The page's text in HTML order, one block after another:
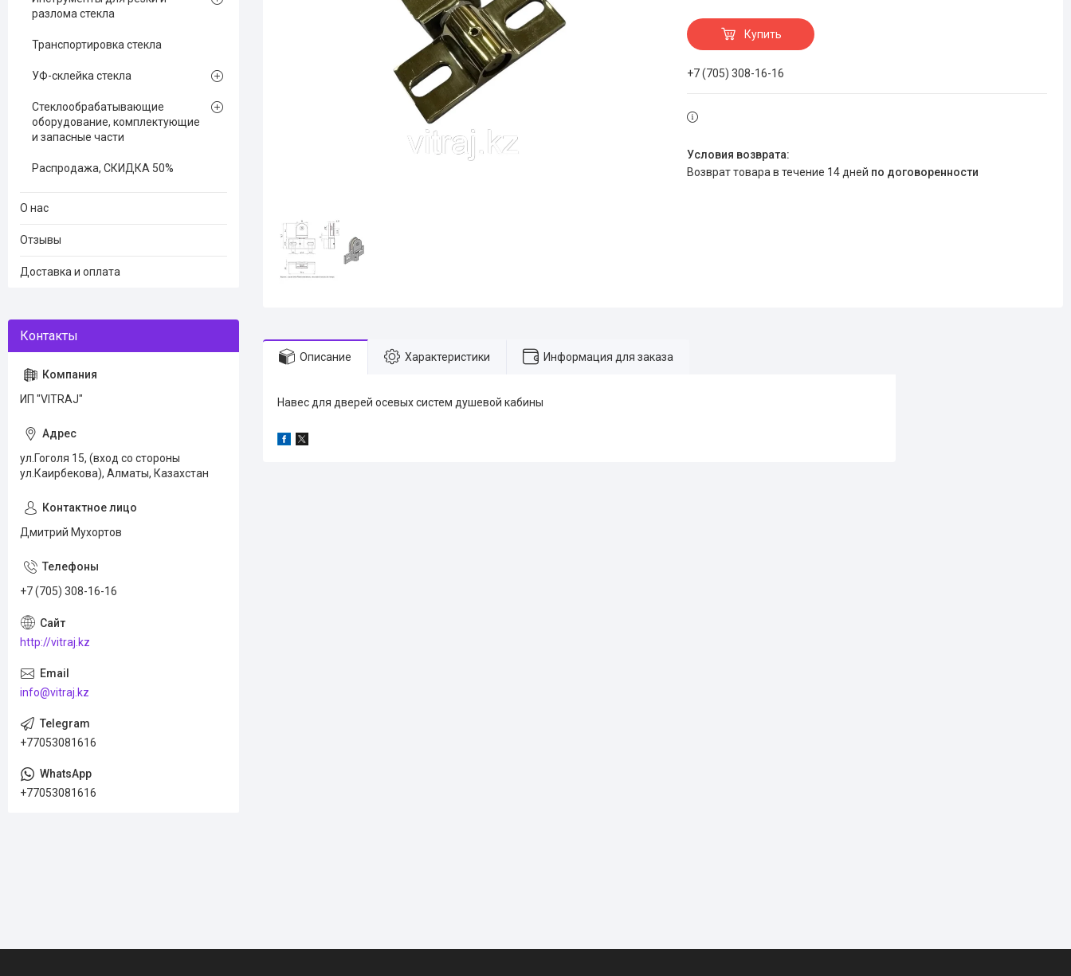
Купить
+7 (705) 308-16-16
возврат товара в течение 14 дней по договоренности
Описание Характеристики Информация для заказа
Навес для дверей осевых систем душевой кабины
разлома стекла
Транспортировка стекла
УФ-склейка стекла
Стеклообрабатывающие
оборудование, комплектующие
и запасные части
Распродажа, СКИДКА 50%
О нас
Отзывы
Доставка и оплата
ИП "VITRAJ"
ул.Гоголя 15, (вход со стороны
ул.Каирбекова), Алматы, Казахстан
Дмитрий Мухортов
+7 (705) 308-16-16
http://vitraj.kz
info@vitraj.kz
+77053081616
+77053081616